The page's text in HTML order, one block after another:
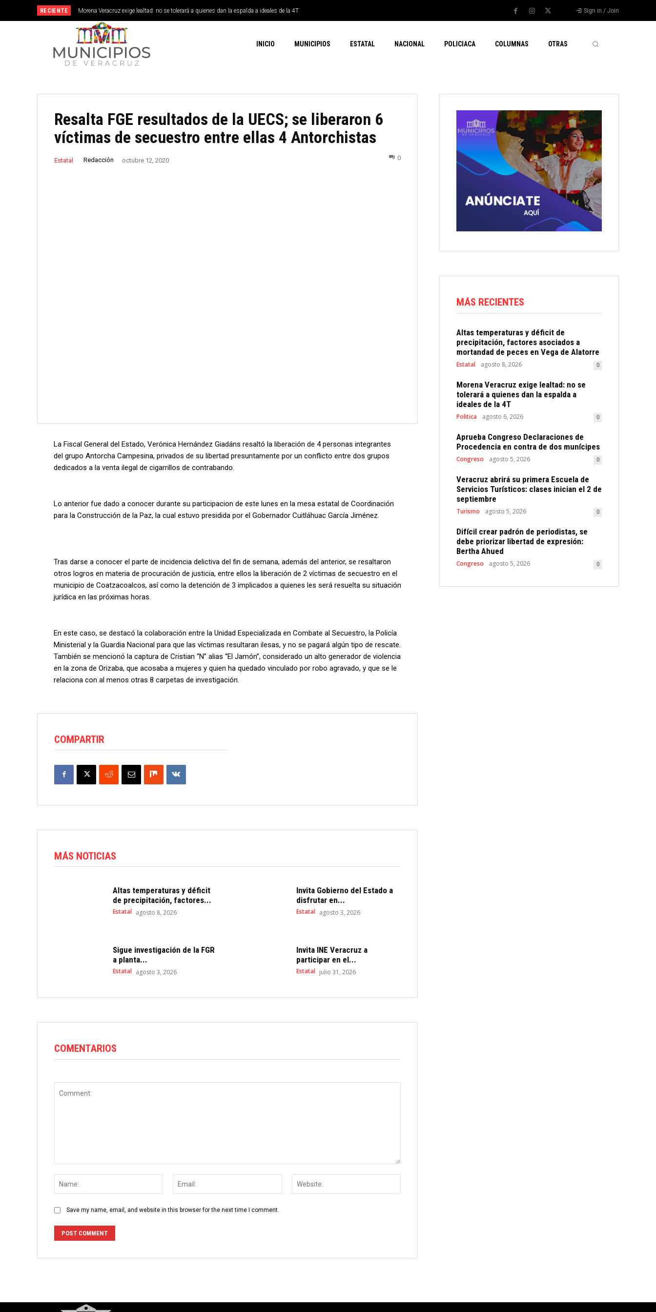
RECIENTE Morena Veracruz exige lealtad: no se tolerará a quienes dan la espalda a ideales de la 4T Sign in / Join
INICIO MUNICIPIOS ESTATAL NACIONAL POLICIACA COLUMNAS OTRAS
Resalta FGE resultados de la UECS; se liberaron 6
víctimas de secuestro entre ellas 4 Antorchistas
Estatal Redacción octubre 12, 2020 0
La Fiscal General del Estado, Verónica Hernández Giadáns resaltó la liberación de 4 personas integrantes
del grupo Antorcha Campesina, privados de su libertad presuntamente por un conflicto entre dos grupos
dedicados a la venta ilegal de cigarrillos de contrabando.
Lo anterior fue dado a conocer durante su participacion de este lunes en la mesa estatal de Coordinación
para la Construcción de la Paz, la cual estuvo presidida por el Gobernador Cuitláhuac García Jiménez.
Tras darse a conocer el parte de incidencia delictiva del fin de semana, además del anterior, se resaltaron
otros logros en materia de procuración de justicia, entre ellos la liberación de 2 víctimas de secuestro en el
municipio de Coatzacoalcos, así como la detención de 3 implicados a quienes les será resuelta su situación
jurídica en las próximas horas.
En este caso, se destacó la colaboración entre la Unidad Especializada en Combate al Secuestro, la Policía
Ministerial y la Guardia Nacional para que las víctimas resultaran ilesas, y no se pagará algún tipo de rescate.
También se mencionó la captura de Cristian “N” alias “El Jamón”, considerado un alto generador de violencia
en la zona de Orizaba, que acosaba a mujeres y quien ha quedado vinculado por robo agravado, y que se le
relaciona con al menos otras 8 carpetas de investigación.
COMPARTIR
MÁS NOTICIAS
Altas temperaturas y déficit
de precipitación, factores...
Estatal agosto 8, 2026
Invita Gobierno del Estado a
disfrutar en...
Estatal agosto 3, 2026
Sigue investigación de la FGR
a planta...
Estatal agosto 3, 2026
Invita INE Veracruz a
participar en el...
Estatal julio 31, 2026
COMENTARIOS
Save my name, email, and website in this browser for the next time I comment.
MÁS RECIENTES
Altas temperaturas y déficit de
precipitación, factores asociados a
mortandad de peces en Vega de Alatorre
Estatal agosto 8, 2026 0
Morena Veracruz exige lealtad: no se
tolerará a quienes dan la espalda a
ideales de la 4T
Politica agosto 6, 2026 0
Aprueba Congreso Declaraciones de
Procedencia en contra de dos munícipes
Congreso agosto 5, 2026 0
Veracruz abrirá su primera Escuela de
Servicios Turísticos: clases inician el 2 de
septiembre
Turismo agosto 5, 2026 0
Difícil crear padrón de periodistas, se
debe priorizar libertad de expresión:
Bertha Ahued
Congreso agosto 5, 2026 0